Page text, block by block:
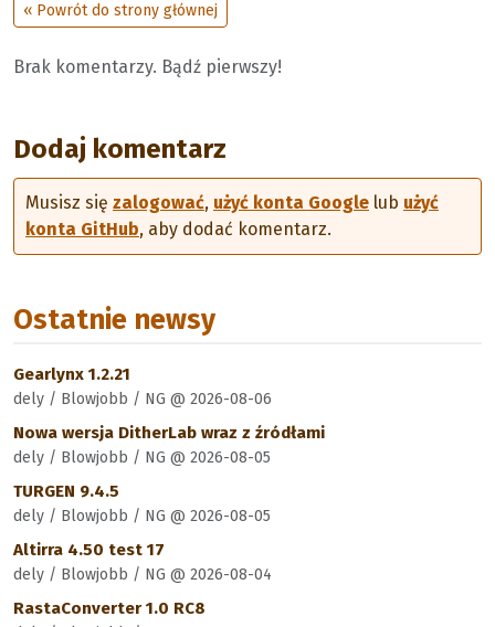
« Powrót do strony głównej
Brak komentarzy. Bądź pierwszy!
Dodaj komentarz
Musisz się zalogować, użyć konta Google lub użyć
konta GitHub, aby dodać komentarz.
Ostatnie newsy
Gearlynx 1.2.21
dely / Blowjobb / NG @ 2026-08-06
Nowa wersja DitherLab wraz z źródłami
dely / Blowjobb / NG @ 2026-08-05
TURGEN 9.4.5
dely / Blowjobb / NG @ 2026-08-05
Altirra 4.50 test 17
dely / Blowjobb / NG @ 2026-08-04
RastaConverter 1.0 RC8